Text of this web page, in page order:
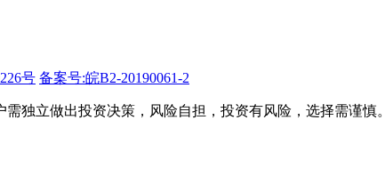
号 备案号:皖B2-20190061-2
独立做出投资决策，风险自担，投资有风险，选择需谨慎。